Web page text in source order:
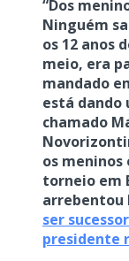
“Dos
Ninguém
os 12 anos
meio, era
mandado
está dando
chamado
os meninos
torneio em
arrebentou
ser
presidente